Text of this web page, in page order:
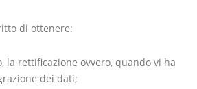
di ottenere:
la rettificazione ovvero, quando vi ha
dei dati;